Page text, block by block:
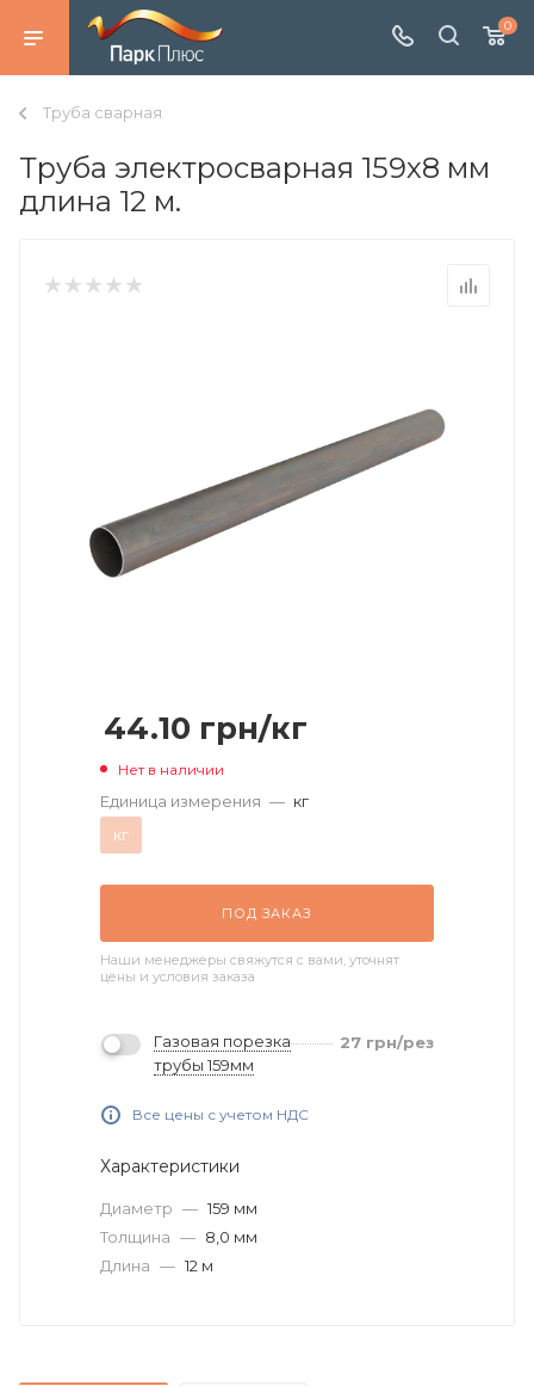
0
Труба сварная
Труба электросварная 159х8 мм
длина 12 м.
44.10 грн/кг
Нет в наличии
Единица измерения — кг
кг
ПОД ЗАКАЗ
Наши менеджеры свяжутся с вами, уточнят
цены и условия заказа
Газовая порезка
трубы 159мм
27 грн/рез
Все цены с учетом НДС
Характеристики
Диаметр — 159 мм
Толщина — 8,0 мм
Длина — 12 м